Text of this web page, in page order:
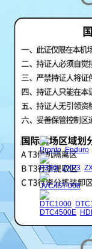
Pronto Enduro
P330i ZXP3
JVC/IST-008
DTC1000
DTC4500E